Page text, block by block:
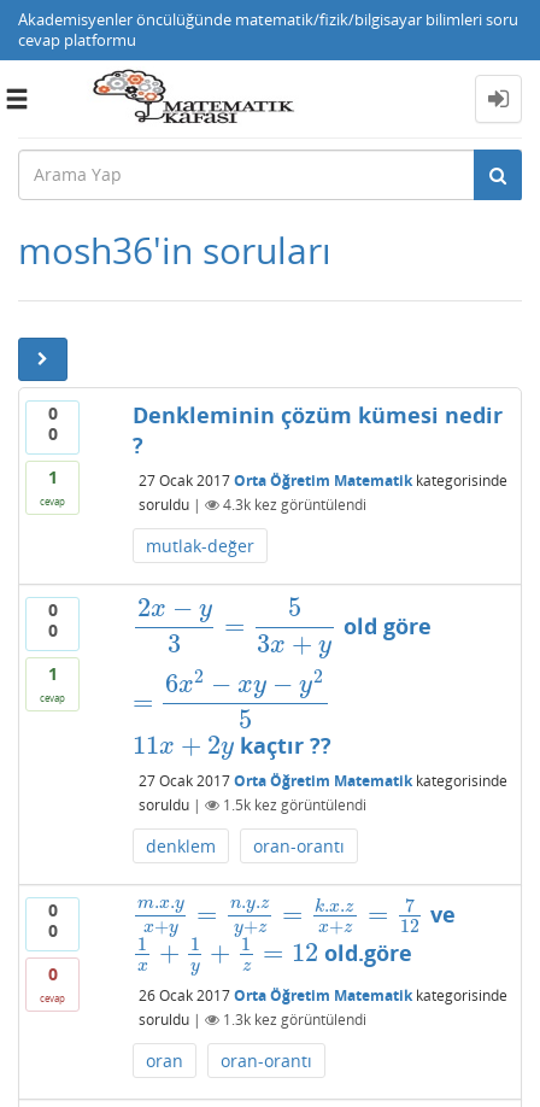
Akademisyenler öncülüğünde matematik/fizik/bilgisayar bilimleri soru
cevap platformu
Toggle
mosh36'in soruları
0
0
1
cevap
Denkleminin çözüm kümesi nedir
?
27 Ocak 2017 Orta Öğretim Matematikkategorisinde
soruldu | 4.3kkez görüntülendi
mutlak-değer
0
0
1
cevap
2x − y
3
=
5
3x + y
=
6x2 − xy − y2
5
2x−y3=5 3x+ y=6x2−xy −y25
old göre
11x + 2y
11x+ 2y kaçtır ??
27 Ocak 2017 Orta Öğretim Matematikkategorisinde
soruldu | 1.5kkez görüntülendi
denklem oran-orantı
0
0
0
cevap
m.x.y
x+y = n.y.z
y+z = k.x.z
x+z =
7
12
m.x.y +y =n.y.z y+z =k.x.z x+ =7 12
ve
1
x + 1
y + 1
z = 12
1x +1 y+ 1z= 12 old.göre
26 Ocak 2017 Orta Öğretim Matematikkategorisinde
soruldu | 1.3kkez görüntülendi
oran oran-orantı